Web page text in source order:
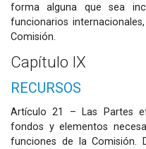
forma alguna que sea
funcionarios
Comisión.
Capítulo IX
RECURSOS
Artículo 21 – Las Partes
fondos y elementos
funciones de la Comisión.